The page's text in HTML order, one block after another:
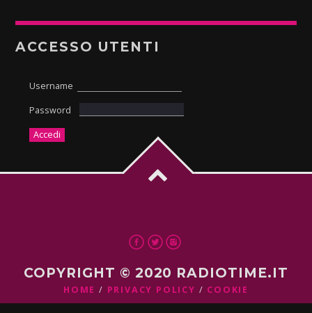
ACCESSO UTENTI
Username
Password
COPYRIGHT © 2020 RADIOTIME.IT
HOME PRIVACY POLICY COOKIE